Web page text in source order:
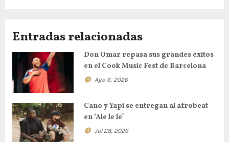
Entradas relacionadas
Don Omar repasa sus grandes éxitos
en el Cook Music Fest de Barcelona
Ago 6, 2026
Cano y Yapi se entregan al afrobeat
en ‘Ale le le’
Jul 28, 2026